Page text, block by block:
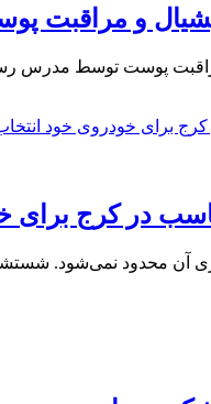
و
پوست توسط مدرس
در کرج برای
آن محدود نمی‌شود.